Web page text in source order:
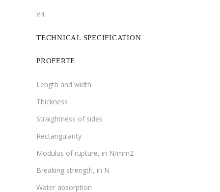
V4
TECHNICAL SPECIFICATION
PROFERTE
Length and width
Thickness
Straightness of sides
Rectangularity
Modulus of rupture, in N/mm2
Breaking strength, in N
Water absorption